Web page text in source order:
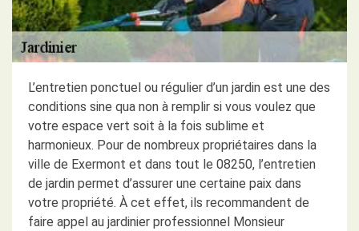
L’entretien ponctuel ou régulier d’un jardin est une des
conditions sine qua non à remplir si vous voulez que
votre espace vert soit à la fois sublime et
harmonieux. Pour de nombreux propriétaires dans la
ville de Exermont et dans tout le 08250, l’entretien
de jardin permet d’assurer une certaine paix dans
votre propriété. À cet effet, ils recommandent de
faire appel au jardinier professionnel Monsieur